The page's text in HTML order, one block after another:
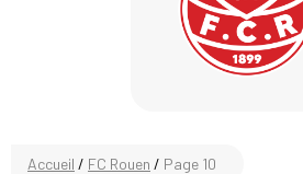
Accueil / FC Rouen / Page 10